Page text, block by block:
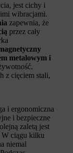
jest cichy i
wibracjami.
zapewnia, że
przez cały
metalowym i
z cięciem stali,
i ergonomiczna
i bezpieczne
zaletą jest
W ciągu kilku
niemal